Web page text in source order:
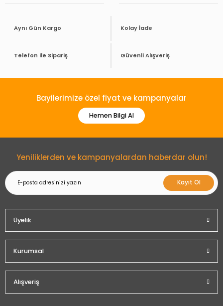
Aynı Gün Kargo Kolay İade
Telefon ile Sipariş Güvenli Alışveriş
Bayilerimize özel fiyat ve kampanyalar
Hemen Bilgi Al
Yeniliklerden ve kampanyalardan haberdar olun!
Kayıt Ol
Üyelik
Kurumsal
Alışveriş